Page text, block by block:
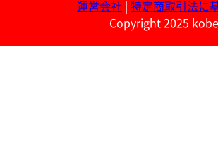
運営会社
特定商取引法に
Copyright 2025